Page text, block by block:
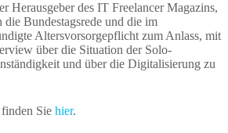
Herausgeber des IT Freelancer Magazins,
Bundestagsrede und die im
Altersvorsorgepflicht zum Anlass, mit
über die Situation der Solo-
und über die Digitalisierung zu
Sie hier.